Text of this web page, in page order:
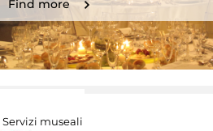
Find more
Servizi museali